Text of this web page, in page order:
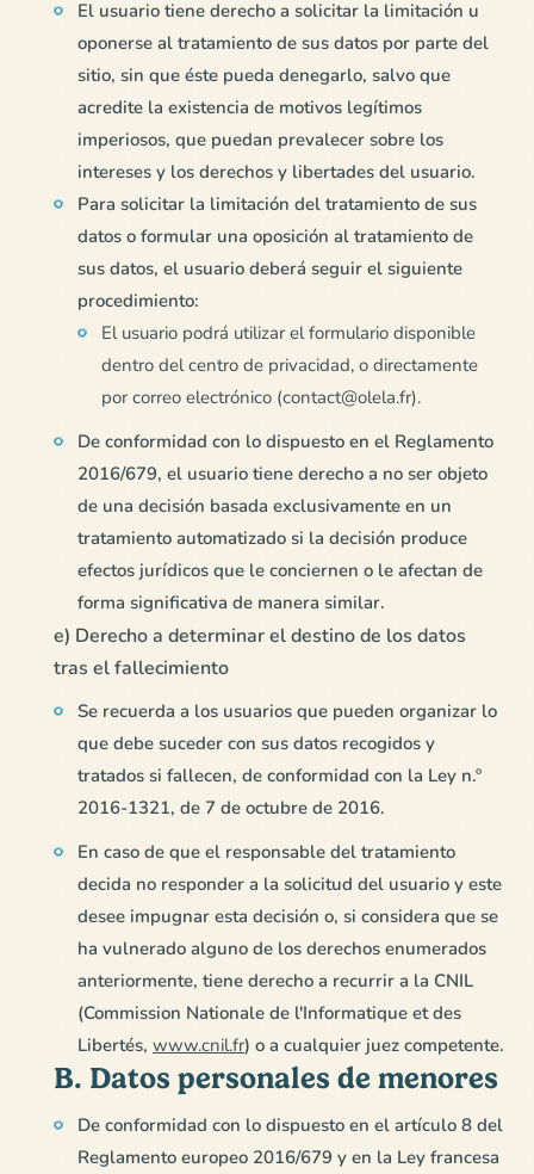
El usuario tiene derecho a solicitar la limitación u
oponerse al tratamiento de sus datos por parte del
sitio, sin que éste pueda denegarlo, salvo que
acredite la existencia de motivos legítimos
imperiosos, que puedan prevalecer sobre los
intereses y los derechos y libertades del usuario.
Para solicitar la limitación del tratamiento de sus
datos o formular una oposición al tratamiento de
sus datos, el usuario deberá seguir el siguiente
procedimiento:
El usuario podrá utilizar el formulario disponible
dentro del centro de privacidad, o directamente
por correo electrónico (contact@olela.fr).
De conformidad con lo dispuesto en el Reglamento
2016/679, el usuario tiene derecho a no ser objeto
de una decisión basada exclusivamente en un
tratamiento automatizado si la decisión produce
efectos jurídicos que le conciernen o le afectan de
forma significativa de manera similar.
e) Derecho a determinar el destino de los datos
tras el fallecimiento
Se recuerda a los usuarios que pueden organizar lo
que debe suceder con sus datos recogidos y
tratados si fallecen, de conformidad con la Ley n.º
2016-1321, de 7 de octubre de 2016.
En caso de que el responsable del tratamiento
decida no responder a la solicitud del usuario y este
desee impugnar esta decisión o, si considera que se
ha vulnerado alguno de los derechos enumerados
anteriormente, tiene derecho a recurrir a la CNIL
(Commission Nationale de l'Informatique et des
Libertés, www.cnil.fr) o a cualquier juez competente.
B. Datos personales de menores
De conformidad con lo dispuesto en el artículo 8 del
Reglamento europeo 2016/679 y en la Ley francesa